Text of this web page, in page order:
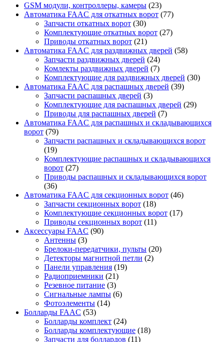
GSM модули, контроллеры, камеры (23)
Автоматика FAAC для откатных ворот (77)
Запчасти откатных ворот (30)
Комплектующие откатных ворот (27)
Приводы откатных ворот (21)
Автоматика FAAC для раздвижных дверей (58)
Запчасти раздвижных дверей (24)
Комлекты раздвижных дверей (7)
Комплектующие для раздвижных дверей (30)
Автоматика FAAC для распашных дверей (39)
Запчасти распашных дверей (3)
Комплектующие для распашных дверей (29)
Приводы для распашных дверей (7)
Автоматика FAAC для распашных и складывающихся
ворот (79)
Запчасти распашных и складывающихся ворот
(19)
Комплектующие распашных и складывающихся
ворот (27)
Приводы распашных и складывающихся ворот
(36)
Автоматика FAAC для секционных ворот (46)
Запчасти секционных ворот (18)
Комплектующие секционных ворот (17)
Приводы секционных ворот (11)
Аксессуары FAAC (90)
Антенны (3)
Брелоки-передатчики, пульты (20)
Детекторы магнитной петли (2)
Панели управления (19)
Радиоприемники (21)
Резевное питание (3)
Сигнальные лампы (6)
Фотоэлементы (14)
Болларды FAAC (53)
Болларды комплект (24)
Болларды комплектующие (18)
Запчасти для боллардов (11)